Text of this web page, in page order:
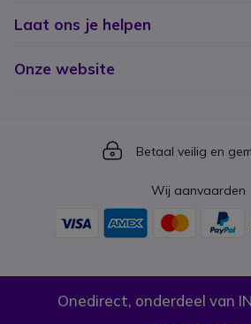
Laat ons je helpen
Onze website
Icon
Betaal veilig en
Wij aanvaarden
Onedirect, onderdeel van